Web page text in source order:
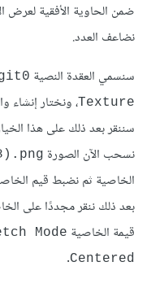
ضمن الحاوية الأفقية لعرض
نضاعف العدد.
سنسمي العقدة النصية
Texture
سننقر بعد ذلك على هذا
نسحب الآن الصورة
الخاصية ثم نضبط قيم
بعد ذلك ننقر مجددًا على
قيمة الخاصية Mode
Centered
.